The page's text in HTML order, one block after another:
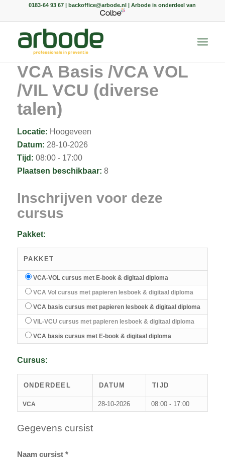
0183-64 93 67 | backoffice@arbode.nl | Arbode is onderdeel van
VCA Basis /VCA VOL
/VIL VCU (diverse
talen)
Locatie: Hoogeveen
Datum: 28-10-2026
Tijd: 08:00 - 17:00
Plaatsen beschikbaar: 8
Inschrijven voor deze
cursus
Pakket:
PAKKET
VCA-VOL cursus met E-book & digitaal diploma
VCA Vol cursus met papieren lesboek & digitaal diploma
VCA basis cursus met papieren lesboek & digitaal diploma
VIL-VCU cursus met papieren lesboek & digitaal diploma
VCA basis cursus met E-book & digitaal diploma
Cursus:
ONDERDEEL DATUM TIJD
VCA 28-10-2026 08:00 - 17:00
Gegevens cursist
Naam cursist *